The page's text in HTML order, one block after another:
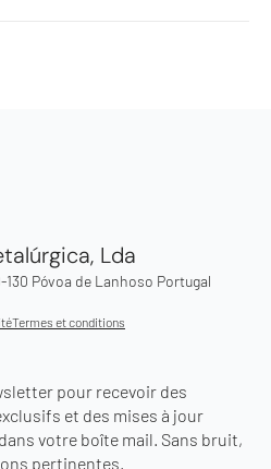
Lda
130 Póvoa de Lanhoso Portugal
Termes et conditions
pour recevoir des
et des mises à jour
votre boîte mail. Sans bruit,
pertinentes.